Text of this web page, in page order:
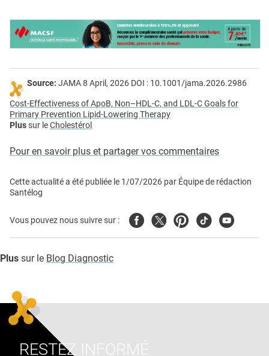
Source: JAMA 8 April, 2026 DOI : 10.1001/jama.2026.2986
Cost-Effectiveness of ApoB, Non–HDL-C, and LDL-C Goals for
Primary Prevention Lipid-Lowering Therapy
Plussur leCholestérol
Pour en savoir plus et partager vos commentaires
Cette actualité a été publiée le 1/07/2026 par Équipe de rédaction
Santélog
Vous pouvez nous suivre sur : FacebookTwitterPinterest
TiktokYoutube
Plus sur le Blog Diagnostic
RESTEZ INFORMÉ